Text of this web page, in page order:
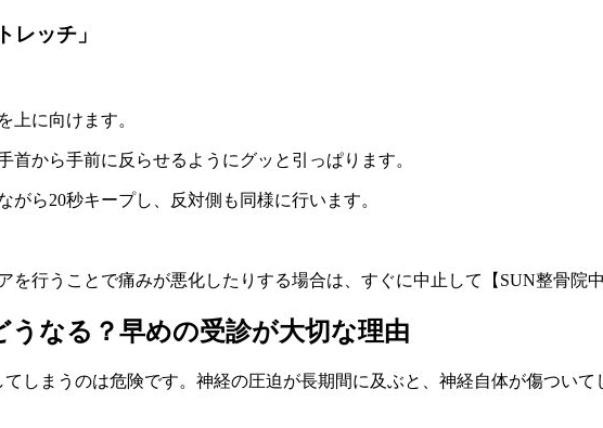
レッチ」
上に向けます。
首から手前に反らせるようにグッと引っぱります。
ら20秒キープし、反対側も同様に行います。
を行うことで痛みが悪化したりする場合は、すぐに中止して【SUN整骨院
なる？早めの受診が大切な理由
てしまうのは危険です。神経の圧迫が長期間に及ぶと、神経自体が傷つい